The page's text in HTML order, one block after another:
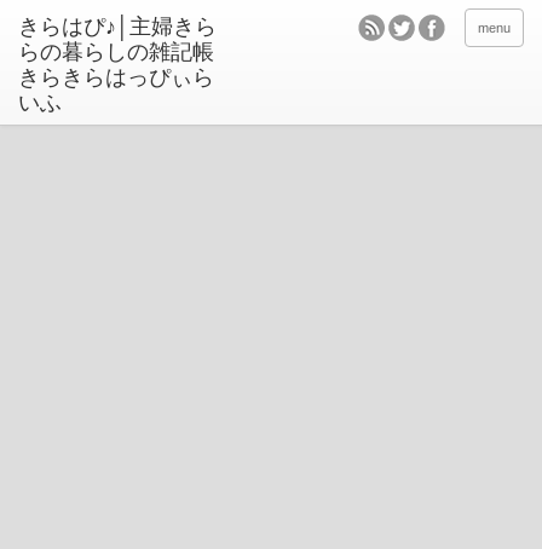
きらはぴ♪│主婦きら
らの暮らしの雑記帳
きらきらはっぴぃら
いふ
menu